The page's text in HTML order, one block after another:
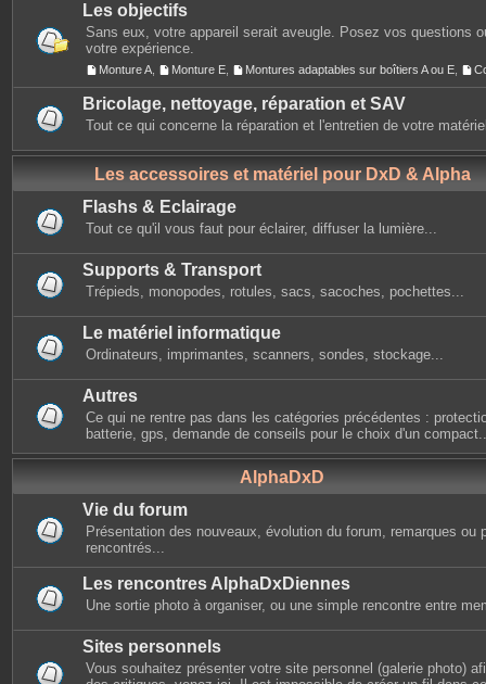
Les objectifs
Sans eux, votre appareil serait aveugle. Posez vos questions
votre expérience.
Monture A Monture E Montures adaptables sur boîtiers A ou E
Bricolage, nettoyage, réparation et SAV
Tout ce qui concerne la réparation et l'entretien de votre
Les accessoires et matériel pour DxD & Alpha
Flashs & Eclairage
Tout ce qu'il vous faut pour éclairer, diffuser la lumière...
Supports & Transport
Trépieds, monopodes, rotules, sacs, sacoches, pochettes...
Le matériel informatique
Ordinateurs, imprimantes, scanners, sondes, stockage...
Autres
Ce qui ne rentre pas dans les catégories précédentes :
batterie, gps, demande de conseils pour le choix d'un
AlphaDxD
Vie du forum
Présentation des nouveaux, évolution du forum, remarques ou
rencontrés...
Les rencontres AlphaDxDiennes
Une sortie photo à organiser, ou une simple rencontre entre
Sites personnels
Vous souhaitez présenter votre site personnel (galerie photo)